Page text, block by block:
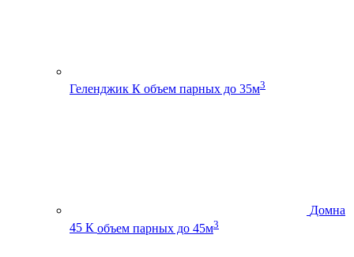
Геленджик К объем парных до 35м3
Домна
45 К объем парных до 45м3